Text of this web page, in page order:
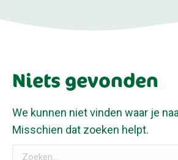
Niets gevonden
We kunnen niet vinden waar je
Misschien dat zoeken helpt.
Zoeken: